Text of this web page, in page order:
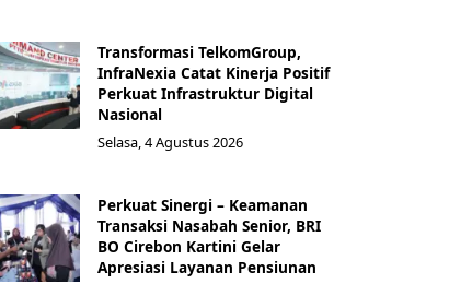
Transformasi TelkomGroup,
InfraNexia Catat Kinerja Positif
Perkuat Infrastruktur Digital
Nasional
Selasa, 4 Agustus 2026
Perkuat Sinergi – Keamanan
Transaksi Nasabah Senior, BRI
BO Cirebon Kartini Gelar
Apresiasi Layanan Pensiunan